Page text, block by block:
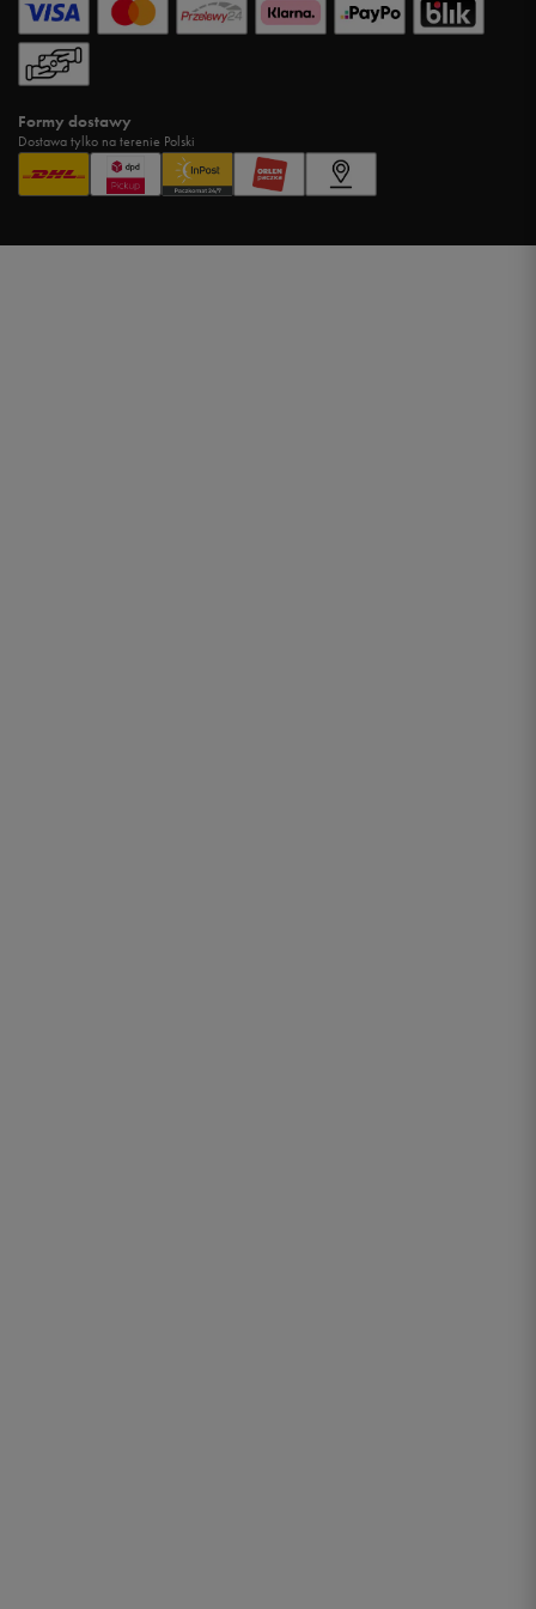
Formy dostawy
Dostawa tylko na terenie Polski